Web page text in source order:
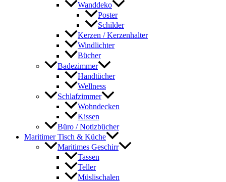
Wanddeko
Poster
Schilder
Kerzen / Kerzenhalter
Windlichter
Bücher
Badezimmer
Handtücher
Wellness
Schlafzimmer
Wohndecken
Kissen
Büro / Notizbücher
Maritimer Tisch & Küche
Maritimes Geschirr
Tassen
Teller
Müslischalen